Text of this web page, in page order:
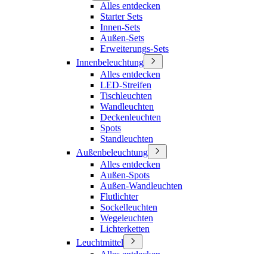
Alles entdecken
Starter Sets
Innen-Sets
Außen-Sets
Erweiterungs-Sets
Innenbeleuchtung
Alles entdecken
LED-Streifen
Tischleuchten
Wandleuchten
Deckenleuchten
Spots
Standleuchten
Außenbeleuchtung
Alles entdecken
Außen-Spots
Außen-Wandleuchten
Flutlichter
Sockelleuchten
Wegeleuchten
Lichterketten
Leuchtmittel